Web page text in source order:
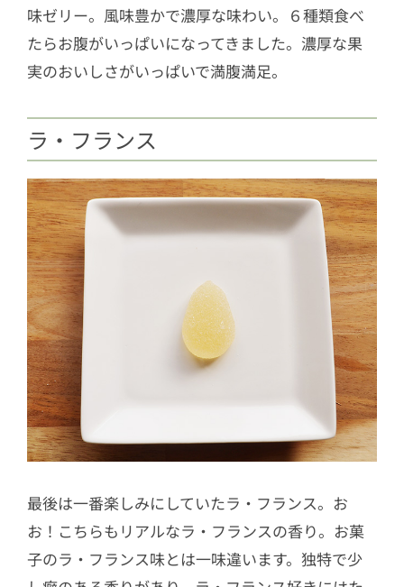
味ゼリー。風味豊かで濃厚な味わい。６種類食べ
たらお腹がいっぱいになってきました。濃厚な果
実のおいしさがいっぱいで満腹満足。
ラ・フランス
最後は一番楽しみにしていたラ・フランス。お
お！こちらもリアルなラ・フランスの香り。お菓
子のラ・フランス味とは一味違います。独特で少